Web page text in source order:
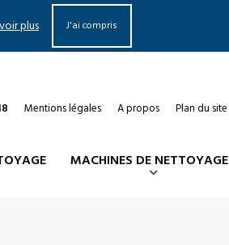
plus J'ai compris
Mentions légales A propos Plan du site
MACHINES DE NETTOYAGE